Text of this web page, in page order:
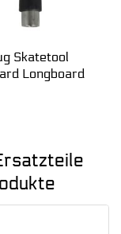
Skatetool
Longboard